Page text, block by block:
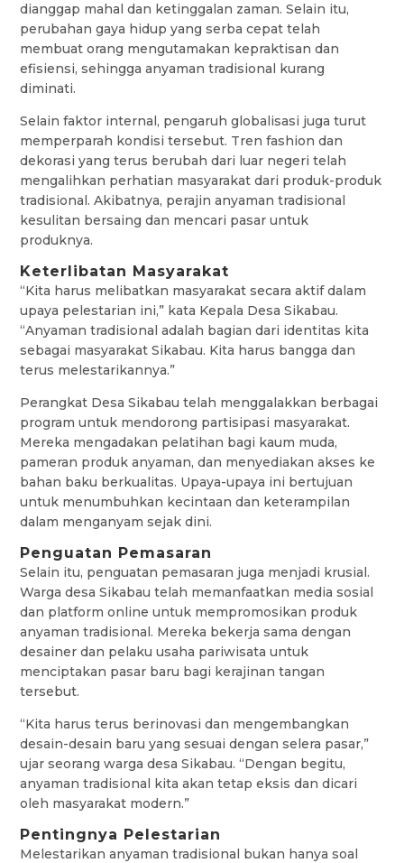
dianggap mahal dan ketinggalan zaman. Selain itu,
perubahan gaya hidup yang serba cepat telah
membuat orang mengutamakan kepraktisan dan
efisiensi, sehingga anyaman tradisional kurang
diminati.
Selain faktor internal, pengaruh globalisasi juga turut
memperparah kondisi tersebut. Tren fashion dan
dekorasi yang terus berubah dari luar negeri telah
mengalihkan perhatian masyarakat dari produk-produk
tradisional. Akibatnya, perajin anyaman tradisional
kesulitan bersaing dan mencari pasar untuk
produknya.
Keterlibatan Masyarakat
“Kita harus melibatkan masyarakat secara aktif dalam
upaya pelestarian ini,” kata Kepala Desa Sikabau.
“Anyaman tradisional adalah bagian dari identitas kita
sebagai masyarakat Sikabau. Kita harus bangga dan
terus melestarikannya.”
Perangkat Desa Sikabau telah menggalakkan berbagai
program untuk mendorong partisipasi masyarakat.
Mereka mengadakan pelatihan bagi kaum muda,
pameran produk anyaman, dan menyediakan akses ke
bahan baku berkualitas. Upaya-upaya ini bertujuan
untuk menumbuhkan kecintaan dan keterampilan
dalam menganyam sejak dini.
Penguatan Pemasaran
Selain itu, penguatan pemasaran juga menjadi krusial.
Warga desa Sikabau telah memanfaatkan media sosial
dan platform online untuk mempromosikan produk
anyaman tradisional. Mereka bekerja sama dengan
desainer dan pelaku usaha pariwisata untuk
menciptakan pasar baru bagi kerajinan tangan
tersebut.
“Kita harus terus berinovasi dan mengembangkan
desain-desain baru yang sesuai dengan selera pasar,”
ujar seorang warga desa Sikabau. “Dengan begitu,
anyaman tradisional kita akan tetap eksis dan dicari
oleh masyarakat modern.”
Pentingnya Pelestarian
Melestarikan anyaman tradisional bukan hanya soal